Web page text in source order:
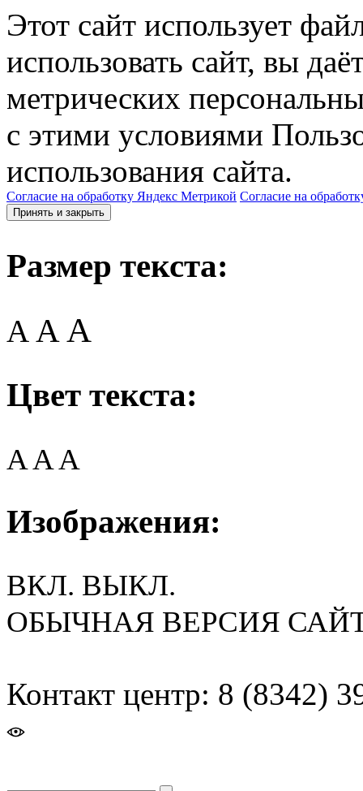
Этот сайт использует
использовать сайт, вы
метрических
с этими условиями
использования сайта.
Согласие на обработку Яндекс Метрикой Согласие на
Принять и закрыть
Размер текста:
A AA
Цвет текста:
AAA
Изображения:
ВКЛ. ВЫКЛ.
ОБЫЧНАЯ ВЕРСИЯ
Контакт центр: 8 (8342)